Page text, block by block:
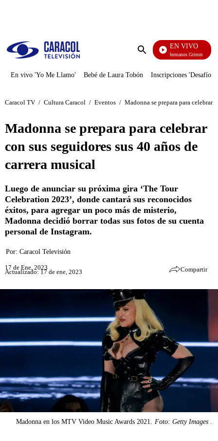
Enviar
EN VIVO
En vivo 'Yo Me Llamo' Bebé de Laura Tobón Inscripciones 'Desafío'
Caracol TV / Cultura Caracol / Eventos / Madonna se prepara para celebrar
Madonna se prepara para celebrar
con sus seguidores sus 40 años de
carrera musical
Luego de anunciar su próxima gira ‘The Tour
Celebration 2023’, donde cantará sus reconocidos
éxitos, para agregar un poco más de misterio,
Madonna decidió borrar todas sus fotos de su cuenta
personal de Instagram.
Por: Caracol Televisión
17 de Ene, 2023
Actualizado: 17 de ene, 2023 Compartir
Madonna en los MTV Video Music Awards 2021. Foto: Getty Images .